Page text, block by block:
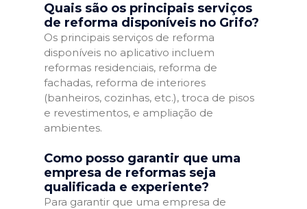
Quais são os principais serviços
de reforma disponíveis no Grifo?
Os principais serviços de reforma
disponíveis no aplicativo incluem
reformas residenciais, reforma de
fachadas, reforma de interiores
(banheiros, cozinhas, etc.), troca de pisos
e revestimentos, e ampliação de
ambientes.
Como posso garantir que uma
empresa de reformas seja
qualificada e experiente?
Para garantir que uma empresa de